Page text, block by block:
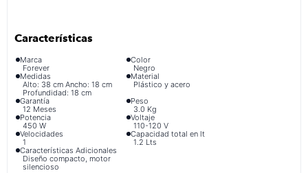
Marca
Forever
Color
Negro
Medidas
Alto: 38 cm Ancho: 18 cm
Profundidad: 18 cm
Material
Plástico y acero
Garantía
12 Meses
Peso
3.0 Kg
Potencia
450 W
Voltaje
110-120 V
Velocidades
1
Capacidad total en lt
1.2 Lts
Características Adicionales
Diseño compacto, motor
silencioso
10. cocina